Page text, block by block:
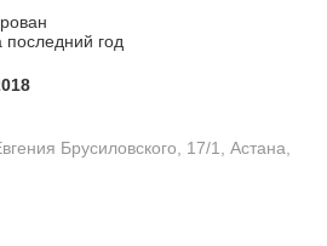
последний год
Брусиловского, 17/1, Астана,